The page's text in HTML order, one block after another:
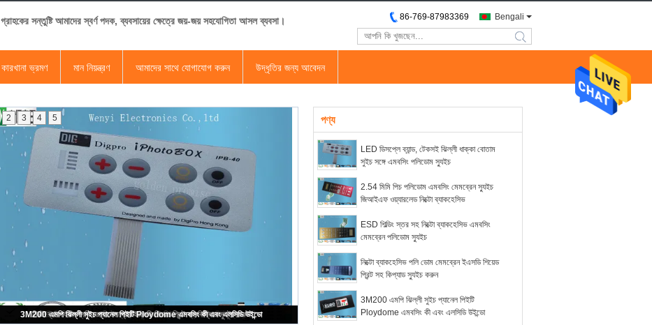
গ্রাহকের সন্তুষ্টি আমাদের স্বর্ণ পদক, ব্যবসায়ের ক্ষেত্রে জয়-জয় সহযোগিতা আসল ব্যবসা। Bengali
86-769-87983369
search
কারখানা ভ্রমণ মান নিয়ন্ত্রণ আমাদের সাথে যোগাযোগ করুন উদ্ধৃতির জন্য আবেদন
LED ডিসপ্লে ব্যান্ড, টেকসই ঝিল্লী ধাক্কা বোতাম সুইচ সঙ্গে এমবসিং পলিডোম স্যুইচ
2.54 মিমি পিচ পলিডোম এমবসিং মেমব্রেন স্যুইচ জিআইএফ ওয়্যারলেড নিক্টো ব্যাকহেসিভ
ESD শিল্ডিং স্তর সহ নিক্টো ব্যাকহেসিভ এমবসিং মেমব্রেন পলিডোম স্যুইচ
নিক্টো ব্যাকহেসিভ পলি ডোম মেমব্রেন ইএসডি শিয়েড প্রিন্ট সহ কিপ্যাড স্যুইচ করুন
3M200 এমপি ঝিল্লী সুইচ প্যানেল পিইটি Ploydome এমবসিং কী এবং এলসিডি উইন্ডো
2 3 4 5 পণ্য
LED ডিসপ্লে ব্যান্ড, টেকসই ঝিল্লী ধাক্কা বোতাম
সুইচ সঙ্গে এমবসিং পলিডোম স্যুইচ
2.54 মিমি পিচ পলিডোম এমবসিং মেমব্রেন স্যুইচ
জিআইএফ ওয়্যারলেড নিক্টো ব্যাকহেসিভ
ESD শিল্ডিং স্তর সহ নিক্টো ব্যাকহেসিভ এমবসিং
মেমব্রেন পলিডোম স্যুইচ
নিক্টো ব্যাকহেসিভ পলি ডোম মেমব্রেন ইএসডি শিয়েড
প্রিন্ট সহ কিপ্যাড স্যুইচ করুন
3M200 এমপি ঝিল্লী সুইচ প্যানেল পিইটি
Ploydome এমবসিং কী এবং এলসিডি উইন্ডো